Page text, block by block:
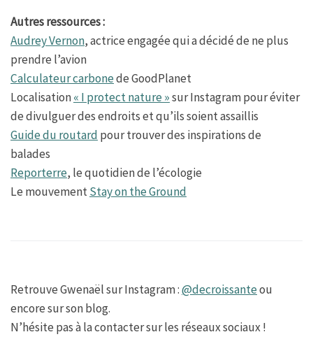
Autres ressources :
Audrey Vernon, actrice engagée qui a décidé de ne plus
prendre l’avion
Calculateur carbonede GoodPlanet
Localisation« I protect nature »sur Instagram pour éviter
de divulguer des endroits et qu’ils soient assaillis
Guide du routard pour trouver des inspirations de
balades
Reporterre, le quotidien de l’écologie
Le mouvementStay on the Ground
Retrouve Gwenaël sur Instagram :@decroissanteou
encore sur son blog.
N’hésite pas à la contacter sur les réseaux sociaux !